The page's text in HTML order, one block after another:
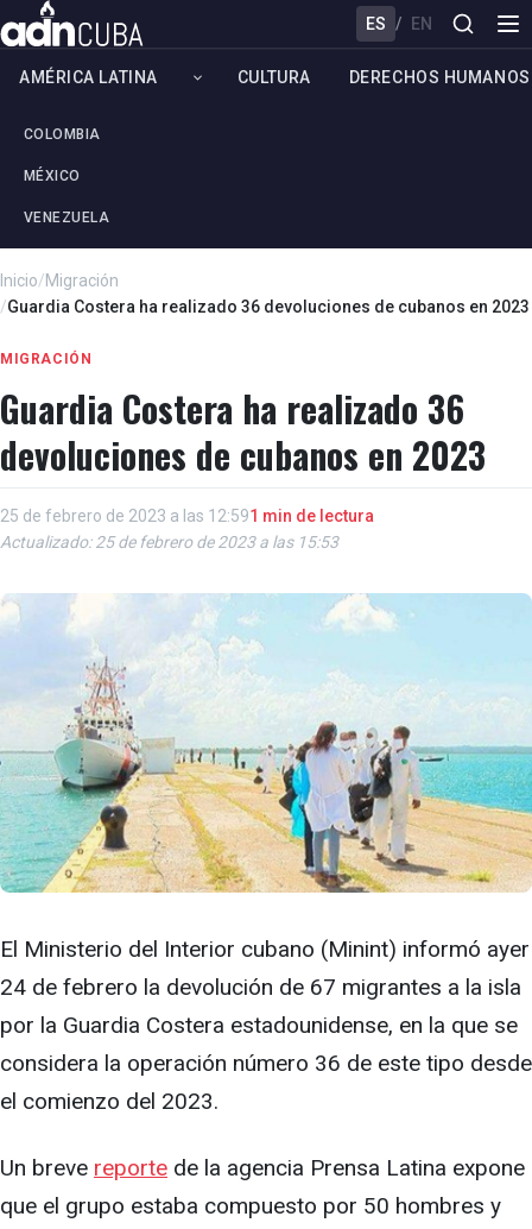
ES / EN
AMÉRICA LATINA
COLOMBIA
MÉXICO
VENEZUELA
CULTURA DERECHOS HUMANOS
Inicio/Migración
/Guardia Costera ha realizado 36 devoluciones de cubanos en 2023
MIGRACIÓN
Guardia Costera ha realizado 36
devoluciones de cubanos en 2023
25 de febrero de 2023 a las 12:591 min de lectura
Actualizado: 25 de febrero de 2023 a las 15:53
El Ministerio del Interior cubano (Minint) informó ayer
24 de febrero la devolución de 67 migrantes a la isla
por la Guardia Costera estadounidense, en la que se
considera la operación número 36 de este tipo desde
el comienzo del 2023.
Un breve reporte de la agencia Prensa Latina expone
que el grupo estaba compuesto por 50 hombres y